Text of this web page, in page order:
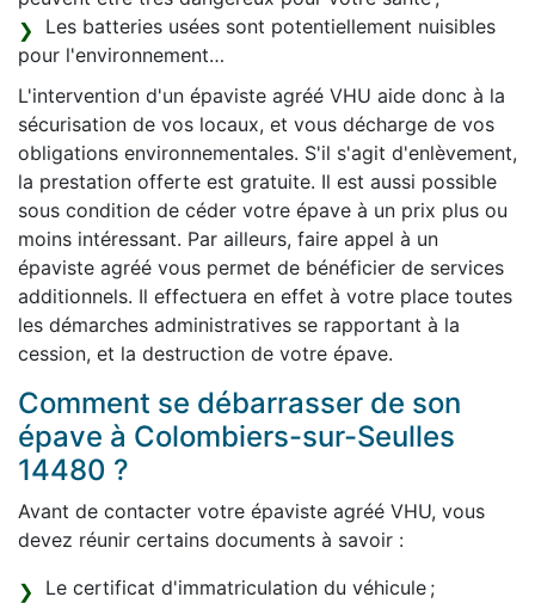
Les batteries usées sont potentiellement nuisibles
pour l'environnement…
L'intervention d'un épaviste agréé VHU aide donc à la
sécurisation de vos locaux, et vous décharge de vos
obligations environnementales. S'il s'agit d'enlèvement,
la prestation offerte est gratuite. Il est aussi possible
sous condition de céder votre épave à un prix plus ou
moins intéressant. Par ailleurs, faire appel à un
épaviste agréé vous permet de bénéficier de services
additionnels. Il effectuera en effet à votre place toutes
les démarches administratives se rapportant à la
cession, et la destruction de votre épave.
Comment se débarrasser de son
épave à Colombiers-sur-Seulles
14480 ?
Avant de contacter votre épaviste agréé VHU, vous
devez réunir certains documents à savoir :
Le certificat d'immatriculation du véhicule ;